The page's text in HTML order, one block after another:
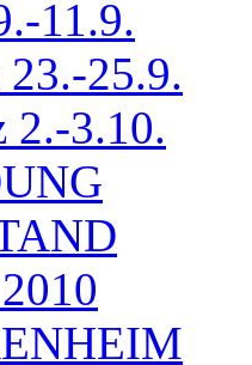
11.9.
25.9.
2.-3.10.